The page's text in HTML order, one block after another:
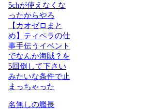
5chが使えなくな
ったからやろ
【カオゼロまと
め】ティペラの仕
事手伝うイベント
でなんか海賊？を
5回倒して下さい
みたいな条件で止
まっちゃった
名無しの艦長